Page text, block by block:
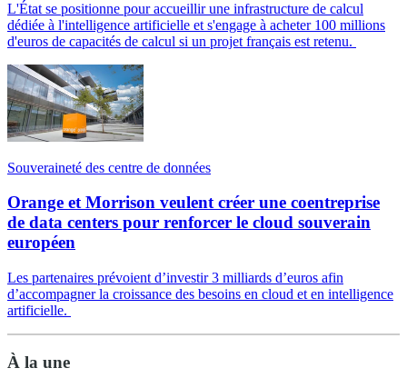
L'État se positionne pour accueillir une infrastructure de calcul
dédiée à l'intelligence artificielle et s'engage à acheter 100 millions
d'euros de capacités de calcul si un projet français est retenu.
Souveraineté des centre de données
Orange et Morrison veulent créer une coentreprise
de data centers pour renforcer le cloud souverain
européen
Les partenaires prévoient d’investir 3 milliards d’euros afin
d’accompagner la croissance des besoins en cloud et en intelligence
artificielle.
À la une